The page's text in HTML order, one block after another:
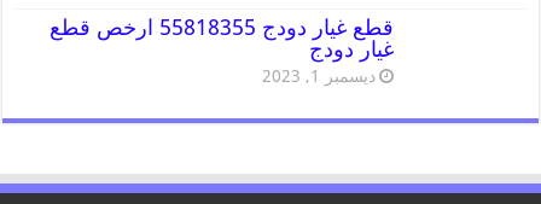
قطع غيار دودج 55818355 ارخص قطع
غيار دودج
ديسمبر 1, 2023